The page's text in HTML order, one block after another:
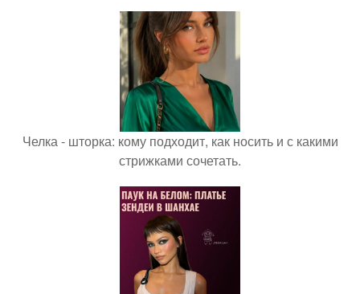
Челка - шторка: кому подходит, как носить и с какими
стрижками сочетать.